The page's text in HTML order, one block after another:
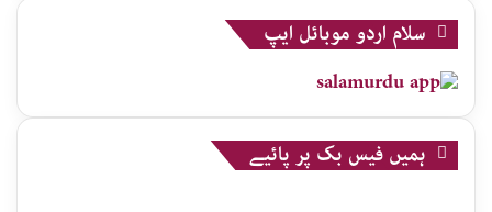
سلام اردو موبائل ایپ
ہمیں فیس بک پر پائیے